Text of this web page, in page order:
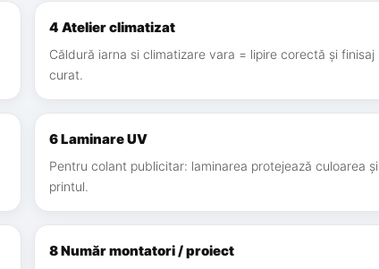
4 Atelier climatizat
Căldură iarna si climatizare vara = lipire corectă și finisaj
curat.
6 Laminare UV
Pentru colant publicitar: laminarea protejează culoarea și
printul.
8 Număr montatori / proiect